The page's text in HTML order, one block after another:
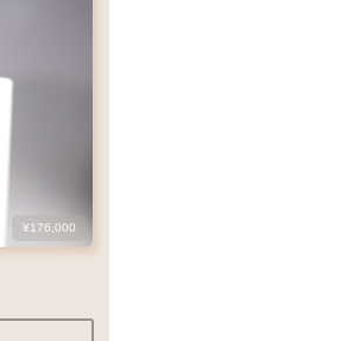
¥176,000
30